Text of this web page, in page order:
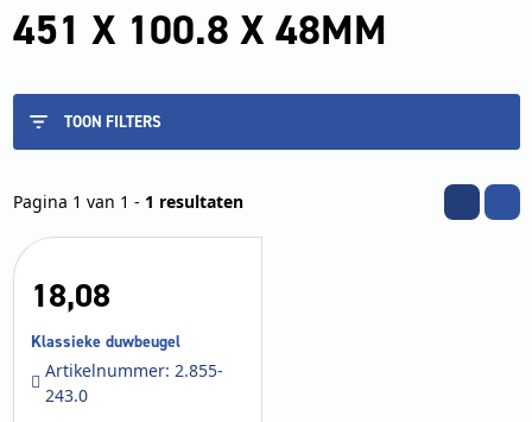
451 X 100.8 X 48MM
TOON FILTERS
Pagina 1 van 1 - 1 resultaten
18,08
Klassieke duwbeugel
Artikelnummer: 2.855-
243.0